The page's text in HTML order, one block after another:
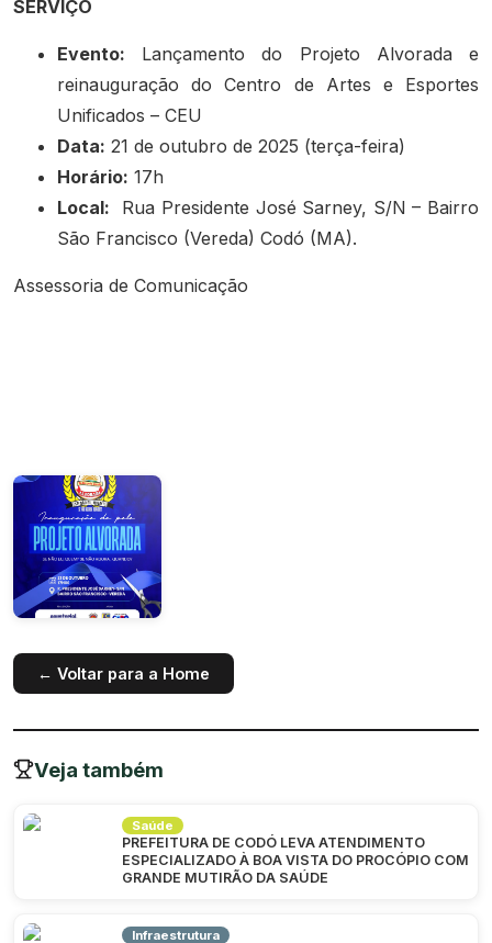
SERVIÇO
Evento: Lançamento do Projeto Alvorada e
reinauguração do Centro de Artes e Esportes
Unificados – CEU
Data: 21 de outubro de 2025 (terça-feira)
Horário: 17h
Local: Rua Presidente José Sarney, S/N – Bairro
São Francisco (Vereda) Codó (MA).
Assessoria de Comunicação
← Voltar para a Home
Veja também
Saúde
PREFEITURA DE CODÓ LEVA ATENDIMENTO
ESPECIALIZADO À BOA VISTA DO PROCÓPIO COM
GRANDE MUTIRÃO DA SAÚDE
Infraestrutura